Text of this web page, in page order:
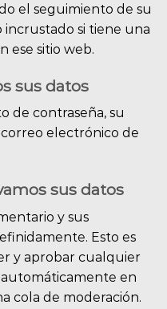
el seguimiento de su
si tiene una
ese sitio web.
sus datos
de contraseña, su
electrónico de
sus datos
y sus
Esto es
y aprobar cualquier
en
cola de moderación.